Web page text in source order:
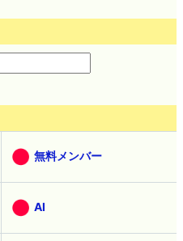
無料メンバー
AI